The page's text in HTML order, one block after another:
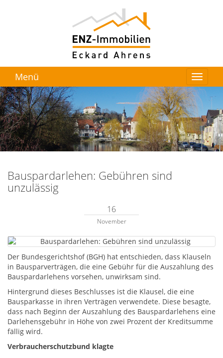
Menü
Bauspardarlehen: Gebühren sind
unzulässig
16
November
Der Bundesgerichtshof (BGH) hat entschieden, dass Klauseln
in Bausparverträgen, die eine Gebühr für die Auszahlung des
Bauspardarlehens vorsehen, unwirksam sind.
Hintergrund dieses Beschlusses ist die Klausel, die eine
Bausparkasse in ihren Verträgen verwendete. Diese besagte,
dass nach Beginn der Auszahlung des Bauspardarlehens eine
Darlehensgebühr in Höhe von zwei Prozent der Kreditsumme
fällig wird.
Verbraucherschutzbund klagte